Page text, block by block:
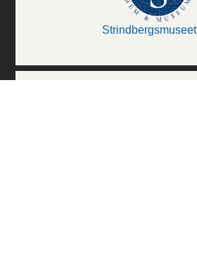
Strindbergsmuseet